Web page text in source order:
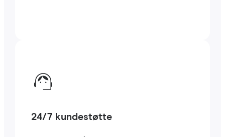
24/7 kundestøtte